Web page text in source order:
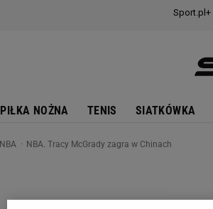
PIŁKA NOŻNA TENIS SIATKÓWKA
NBA NBA. Tracy McGrady zagra w Chinach